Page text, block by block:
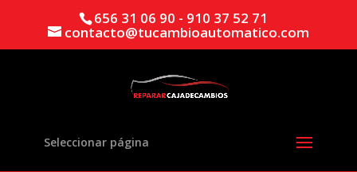
656 31 06 90 - 910 37 52 71
contacto@tucambioautomatico.com
Seleccionar página